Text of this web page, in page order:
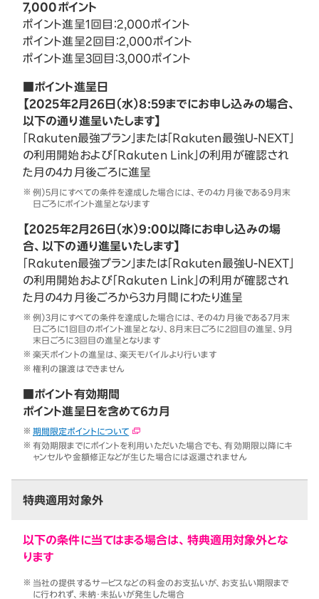
7,000ポイント
ポイント進呈1回目：2,000ポイント
ポイント進呈2回目：2,000ポイント
ポイント進呈3回目：3,000ポイント
■ポイント進呈日
【2025年2月26日（水）8:59までにお申し込みの場合、
以下の通り進呈いたします】
「Rakuten最強プラン」または「Rakuten最強U-NEXT」
の利用開始および「Rakuten Link」の利用が確認され
た月の4カ月後ごろに進呈
例）5月にすべての条件を達成した場合には、その4カ月後である9月末
日ごろにポイント進呈となります
【2025年2月26日（水）9:00以降にお申し込みの場
合、以下の通り進呈いたします】
「Rakuten最強プラン」または「Rakuten最強U-NEXT」
の利用開始および「Rakuten Link」の利用が確認され
た月の4カ月後ごろから3カ月間にわたり進呈
例）3月にすべての条件を達成した場合には、その4カ月後である7月末
日ごろに1回目のポイント進呈となり、8月末日ごろに2回目の進呈、9月
末日ごろに3回目の進呈となります
楽天ポイントの進呈は、楽天モバイルより行います
権利の譲渡はできません
■ポイント有効期間
ポイント進呈日を含めて6カ月
期間限定ポイントについて
有効期限までにポイントを利用いただいた場合でも、有効期限以降にキ
ャンセルや金額修正などが生じた場合には返還されません
特典適用対象外
以下の条件に当てはまる場合は、特典適用対象外とな
ります
当社の提供するサービスなどの料金のお支払いが、お支払い期限まで
に行われず、未納・未払いが発生した場合